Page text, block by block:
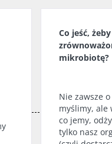
Co jeść,
mikrobiotę?
Nie zawsze
myślimy, ale
co jemy,
tylko nasz